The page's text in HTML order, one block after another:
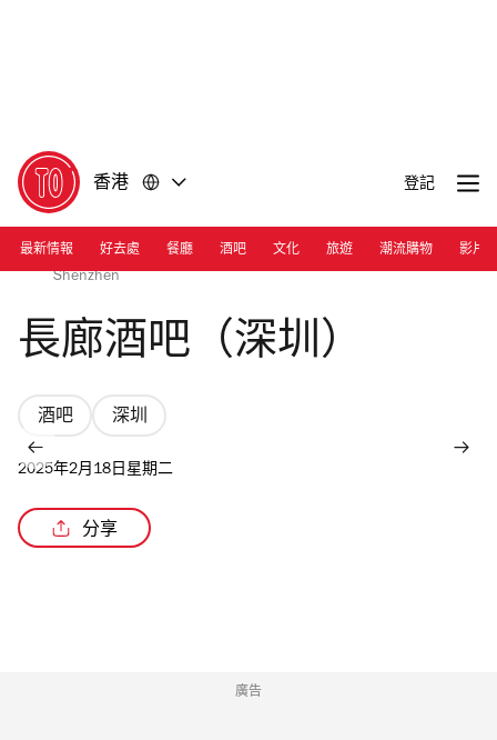
香港 登記
最新情報 好去處 餐廳 酒吧 文化 旅遊 潮流購物 影片
Photograph: Courtesy Long bar | Long bar at Raffles
Shenzhen
長廊酒吧（深圳）
酒吧 深圳
2025年2月18日星期二
分享
廣告